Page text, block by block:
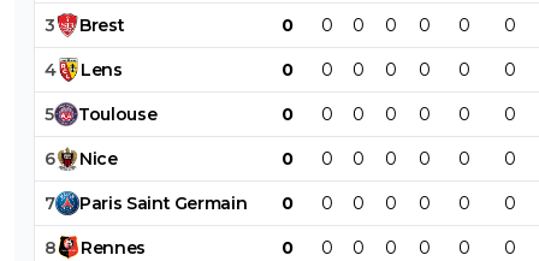
3 Brest 0 0 0 0 0 0 0
4 Lens 0 0 0 0 0 0 0
5 Toulouse 0 0 0 0 0 0 0
6 Nice 0 0 0 0 0 0 0
7 Paris Saint Germain 0 0 0 0 0 0 0
8 Rennes 0 0 0 0 0 0 0